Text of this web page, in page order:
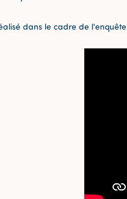
dans le cadre de l'enquête